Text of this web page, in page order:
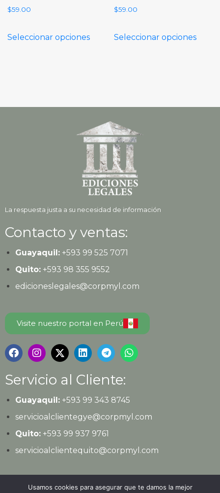
$59.00
Seleccionar opciones
$59.00
Seleccionar opciones
La respuesta justa a su necesidad de información
Contacto y ventas:
Guayaquil:+593 99 525 7071
Quito:+593 98 355 9552
edicioneslegales@corpmyl.com
Visite nuestro portal en Perú
Servicio al Cliente:
Guayaquil:+593 99 343 8745
servicioalclientegye@corpmyl.com
Quito:+593 99 937 9761
servicioalclientequito@corpmyl.com
Usamos cookies para asegurar que te damos la mejor